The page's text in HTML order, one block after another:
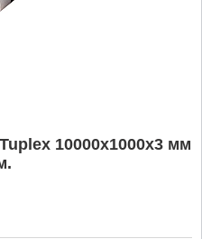
10000x1000x3 мм